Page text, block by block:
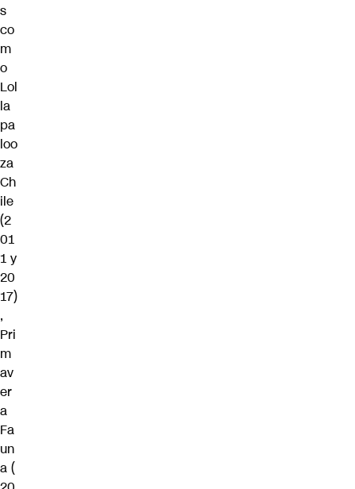
s
co
m
o
Lol
la
pa
loo
za
Ch
ile
(2
01
1 y
20
17)
,
Pri
m
av
er
a
Fa
un
a (